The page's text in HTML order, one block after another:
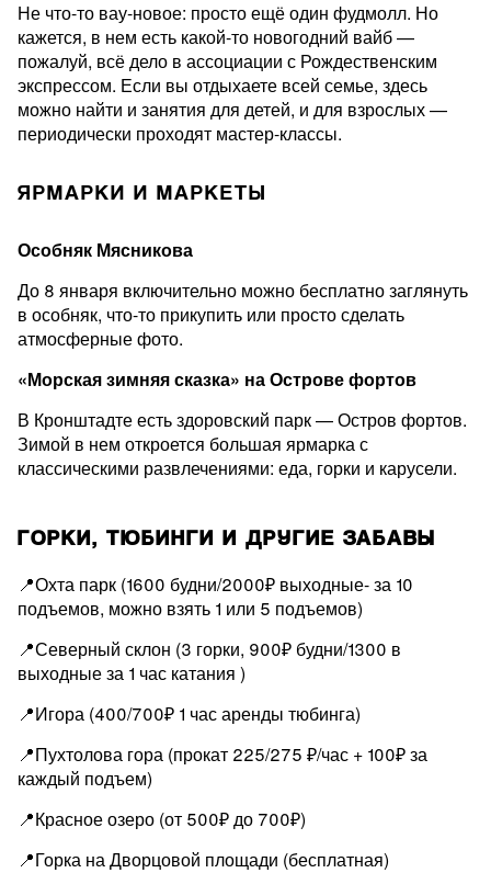
Не что-то вау-новое: просто ещё один фудмолл. Но
кажется, в нем есть какой-то новогодний вайб —
пожалуй, всё дело в ассоциации с Рождественским
экспрессом. Если вы отдыхаете всей семье, здесь
можно найти и занятия для детей, и для взрослых —
периодически проходят мастер-классы.
ЯРМАРКИ И МАРКЕТЫ
Особняк Мясникова
До 8 января включительно можно бесплатно заглянуть
в особняк, что-то прикупить или просто сделать
атмосферные фото.
«Морская зимняя сказка» на Острове фортов
В Кронштадте есть здоровский парк — Остров фортов.
Зимой в нем откроется большая ярмарка с
классическими развлечениями: еда, горки и карусели.
ГОРКИ, ТЮБИНГИ И ДРУГИЕ ЗАБАВЫ
📍Охта парк (1600 будни/2000₽ выходные- за 10
подъемов, можно взять 1 или 5 подъемов)
📍Северный склон (3 горки, 900₽ будни/1300 в
выходные за 1 час катания )
📍Игора (400/700₽ 1 час аренды тюбинга)
📍Пухтолова гора (прокат 225/275 ₽/час + 100₽ за
каждый подъем)
📍Красное озеро (от 500₽ до 700₽)
📍Горка на Дворцовой площади (бесплатная)